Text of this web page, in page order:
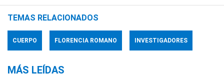
TEMAS RELACIONADOS
CUERPO FLORENCIA ROMANO INVESTIGADORES
MÁS LEÍDAS